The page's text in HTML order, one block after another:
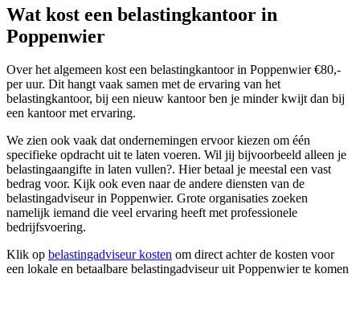
Wat kost een belastingkantoor in
Poppenwier
Over het algemeen kost een belastingkantoor in Poppenwier €80,-
per uur. Dit hangt vaak samen met de ervaring van het
belastingkantoor, bij een nieuw kantoor ben je minder kwijt dan bij
een kantoor met ervaring.
We zien ook vaak dat ondernemingen ervoor kiezen om één
specifieke opdracht uit te laten voeren. Wil jij bijvoorbeeld alleen je
belastingaangifte in laten vullen?. Hier betaal je meestal een vast
bedrag voor. Kijk ook even naar de andere diensten van de
belastingadviseur in Poppenwier. Grote organisaties zoeken
namelijk iemand die veel ervaring heeft met professionele
bedrijfsvoering.
Klik op belastingadviseur kosten om direct achter de kosten voor
een lokale en betaalbare belastingadviseur uit Poppenwier te komen